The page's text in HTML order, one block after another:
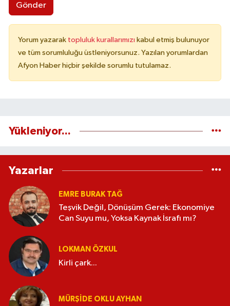
Gönder
Yorum yazarak topluluk kurallarımızı kabul etmiş bulunuyor
ve tüm sorumluluğu üstleniyorsunuz. Yazılan yorumlardan
Afyon Haber hiçbir şekilde sorumlu tutulamaz.
Yükleniyor...
Yazarlar
EMRE BURAK TAĞ
Teşvik Değil, Dönüşüm Gerek: Ekonomiye
Can Suyu mu, Yoksa Kaynak İsrafı mı?
LOKMAN ÖZKUL
Kirli çark...
MÜRŞIDE OKLU AYHAN